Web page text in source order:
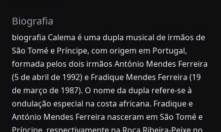
Biografia
biografia Calema é uma dupla musical de irmãos de
São Tomé e Príncipe, com origem em Portugal,
formada pelos dois irmãos António Mendes Ferreira
(5 de abril de 1992) e Fradique Mendes Ferreira (19
de março de 1987). O nome da dupla refere-se à
ondulação especial na costa africana. Fradique e
António Mendes Ferreira nasceram em São Tomé e